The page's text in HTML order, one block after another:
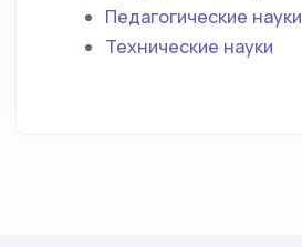
Педагогические науки
Технические науки